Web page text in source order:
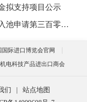
拟支持项目公示
关于福建省商贸贷外贸贷企业池入池申请第三百零六批名单的公示
国际进口博览会官网
电科技产品进出口商会
们
站点地图